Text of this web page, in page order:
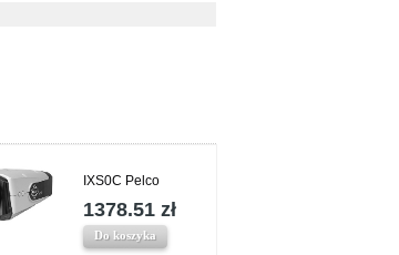
IXS0C Pelco
1378.51 zł
Do koszyka